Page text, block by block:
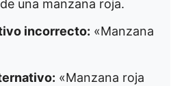
una manzana roja.
incorrecto: «Manzana
«Manzana roja